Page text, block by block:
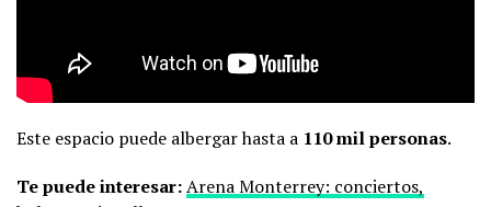
Este espacio puede albergar hasta a 110 mil personas.
Te puede interesar:Arena Monterrey: conciertos,